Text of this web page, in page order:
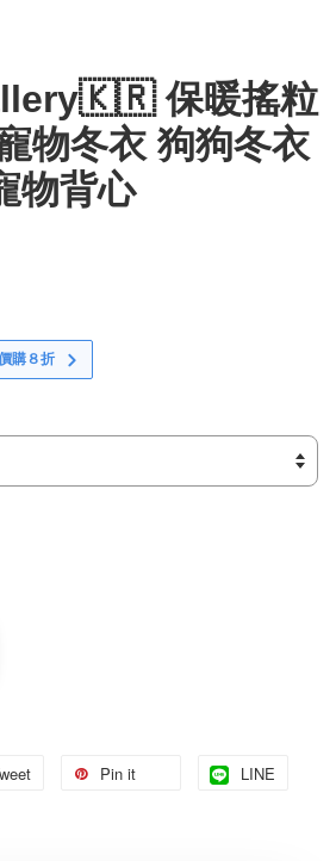
保暖搖粒
物冬衣 狗狗冬衣
物背心
購８折
Pin it LINE